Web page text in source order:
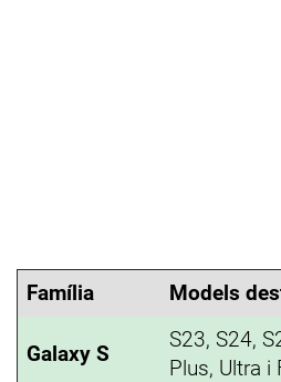
Família Models
Galaxy S
S23, S24,
Plus, Ultra i